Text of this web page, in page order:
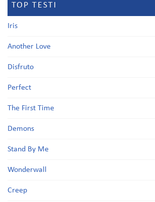
TOP TESTI
Iris
Another Love
Disfruto
Perfect
The First Time
Demons
Stand By Me
Wonderwall
Creep